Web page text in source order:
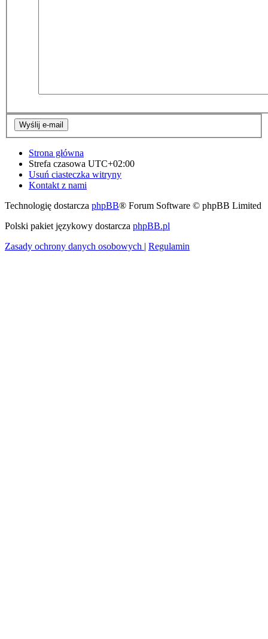
Strona główna
Strefa czasowa UTC+02:00
Usuń ciasteczka witryny
Kontakt z nami
Technologię dostarcza phpBB® Forum Software © phpBB Limited
Polski pakiet językowy dostarcza phpBB.pl
Zasady ochrony danych osobowych | Regulamin